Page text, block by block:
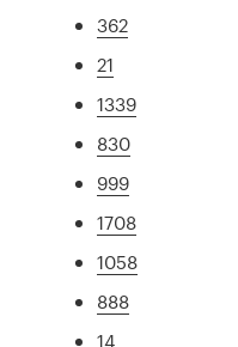
362
21
1339
830
999
1708
1058
888
14